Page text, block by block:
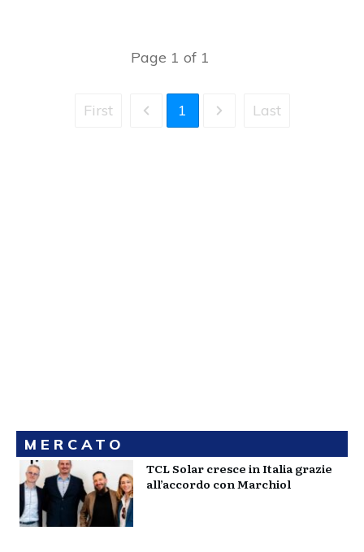
Page 1 of 1
First 1 Last
MERCATO
TCL Solar cresce in Italia grazie
all’accordo con Marchiol